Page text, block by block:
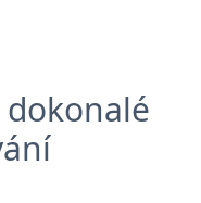
dokonalé